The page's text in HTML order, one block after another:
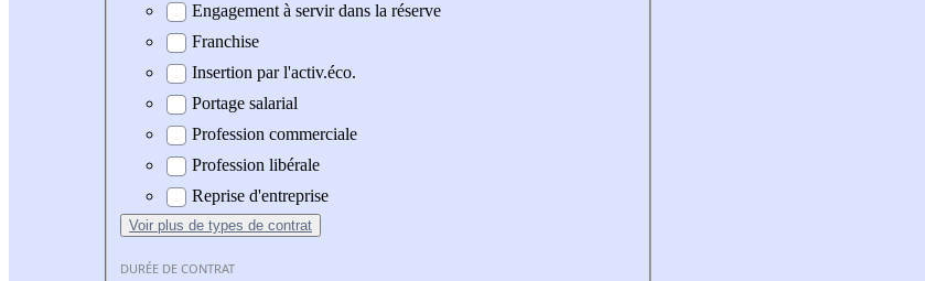
Engagement à servir dans la réserve
Franchise
Insertion par l'activ.éco.
Portage salarial
Profession commerciale
Profession libérale
Reprise d'entreprise
Voir plus de types de contrat
DURÉE DE CONTRAT